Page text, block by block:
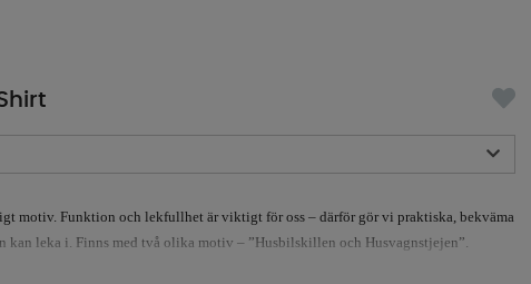
motiv. Funktion och lekfullhet är viktigt för oss – därför gör vi praktiska, bekväma
kan leka i. Finns med två olika motiv – ”Husbilskillen och Husvagnstjejen”.